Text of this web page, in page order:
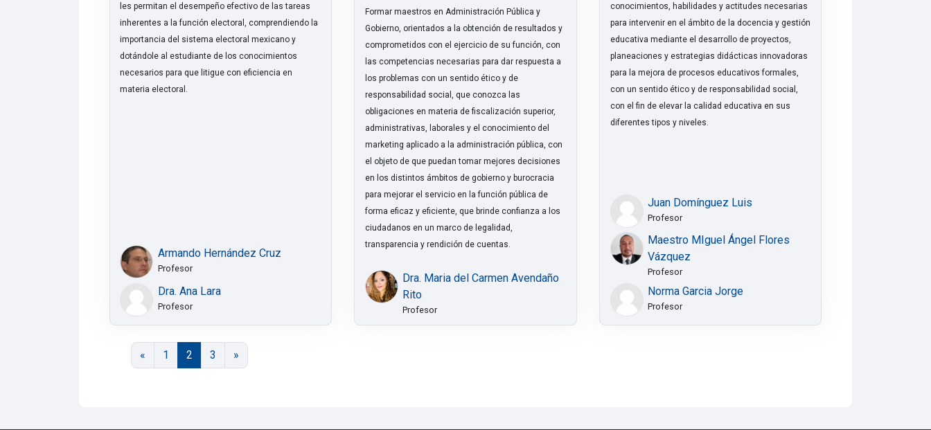
les permitan el desempeño efectivo de las tareas
inherentes a la función electoral, comprendiendo la
importancia del sistema electoral mexicano y
dotándole al estudiante de los conocimientos
necesarios para que litigue con eficiencia en
materia electoral.
Armando Hernández Cruz
Profesor
Dra. Ana Lara
Profesor
Formar maestros en Administración Pública y
Gobierno, orientados a la obtención de resultados y
comprometidos con el ejercicio de su función, con
las competencias necesarias para dar respuesta a
los problemas con un sentido ético y de
responsabilidad social, que conozca las
obligaciones en materia de fiscalización superior,
administrativas, laborales y el conocimiento del
marketing aplicado a la administración pública, con
el objeto de que puedan tomar mejores decisiones
en los distintos ámbitos de gobierno y burocracia
para mejorar el servicio en la función pública de
forma eficaz y eficiente, que brinde confianza a los
ciudadanos en un marco de legalidad,
transparencia y rendición de cuentas.
Dra. Maria del Carmen Avendaño
Rito
Profesor
conocimientos, habilidades y actitudes necesarias
para intervenir en el ámbito de la docencia y gestión
educativa mediante el desarrollo de proyectos,
planeaciones y estrategias didácticas innovadoras
para la mejora de procesos educativos formales,
con un sentido ético y de responsabilidad social,
con el fin de elevar la calidad educativa en sus
diferentes tipos y niveles.
Juan Domínguez Luis
Profesor
Maestro MIguel Ángel Flores
Vázquez
Profesor
Norma Garcia Jorge
Profesor
«Página anterior
1 Página 1
2Página 2
3 Página 3
»Página siguiente